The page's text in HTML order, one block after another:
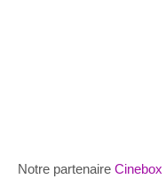
Notre partenaire Cinebox